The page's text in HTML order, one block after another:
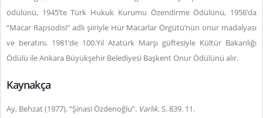
ödülünü, 1945’te Türk Hukuk Kurumu Özendirme Ödülünü, 1956’da
“Macar Rapsodisi” adlı şiiriyle Hür Macarlar Örgütü’nün onur madalyası
ve beratını, 1981’de 100.Yıl Atatürk Marşı güftesiyle Kültür Bakanlığı
Ödülü ile Ankara Büyükşehir Belediyesi Başkent Onur Ödülünü alır.
Kaynakça
Ay, Behzat (1977). “Şinasi Özdenoğlu”. Varlık. S. 839. 11.